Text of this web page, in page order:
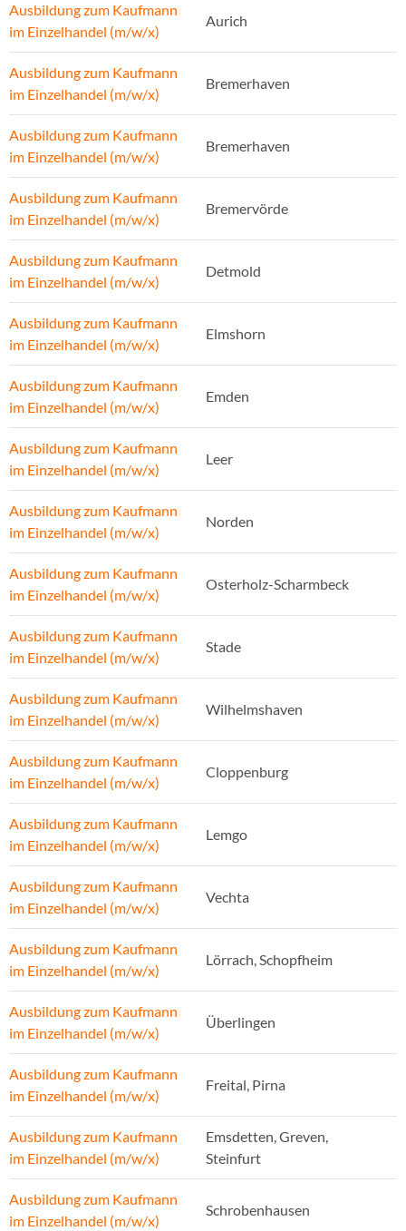
Ausbildung zum Kaufmann
im Einzelhandel (m/w/x)
Aurich
Ausbildung zum Kaufmann
im Einzelhandel (m/w/x)
Bremerhaven
Ausbildung zum Kaufmann
im Einzelhandel (m/w/x)
Bremerhaven
Ausbildung zum Kaufmann
im Einzelhandel (m/w/x)
Bremervörde
Ausbildung zum Kaufmann
im Einzelhandel (m/w/x)
Detmold
Ausbildung zum Kaufmann
im Einzelhandel (m/w/x)
Elmshorn
Ausbildung zum Kaufmann
im Einzelhandel (m/w/x)
Emden
Ausbildung zum Kaufmann
im Einzelhandel (m/w/x)
Leer
Ausbildung zum Kaufmann
im Einzelhandel (m/w/x)
Norden
Ausbildung zum Kaufmann
im Einzelhandel (m/w/x)
Osterholz-Scharmbeck
Ausbildung zum Kaufmann
im Einzelhandel (m/w/x)
Stade
Ausbildung zum Kaufmann
im Einzelhandel (m/w/x)
Wilhelmshaven
Ausbildung zum Kaufmann
im Einzelhandel (m/w/x)
Cloppenburg
Ausbildung zum Kaufmann
im Einzelhandel (m/w/x)
Lemgo
Ausbildung zum Kaufmann
im Einzelhandel (m/w/x)
Vechta
Ausbildung zum Kaufmann
im Einzelhandel (m/w/x)
Lörrach, Schopfheim
Ausbildung zum Kaufmann
im Einzelhandel (m/w/x)
Überlingen
Ausbildung zum Kaufmann
im Einzelhandel (m/w/x)
Freital, Pirna
Ausbildung zum Kaufmann
im Einzelhandel (m/w/x)
Emsdetten, Greven,
Steinfurt
Ausbildung zum Kaufmann
im Einzelhandel (m/w/x)
Schrobenhausen